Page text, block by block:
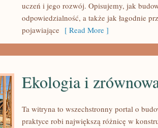
uczeń i jego rozwój. Opisujemy, jak
odpowiedzialność, a także jak łagodnie
pojawiające [ Read More ]
Ekologia i
Ta witryna to wszechstronny portal o
praktyce robi największą różnicę w